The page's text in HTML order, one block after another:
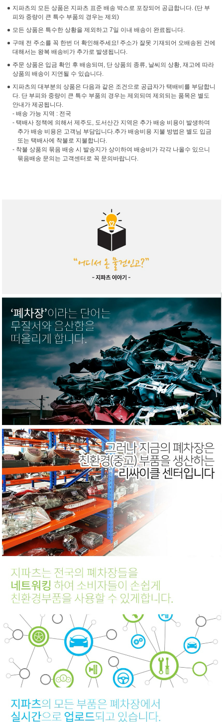
지파츠의 모든 상품은 지파츠 표준 배송 박스로 포장되어 공급합니다. (단 부
피와 중량이 큰 특수 부품의 경우는 제외)
모든 상품은 특수한 상황을 제외하고 7일 이내 배송이 완료됩니다.
구매 전 주소를 꼭 한번 더 확인해주세요! 주소가 잘못 기재되어 오배송된 건에
대해서는 왕복 배송비가 추가로 발생됩니다.
주문 상품은 입금 확인 후 배송되며, 단 상품의 종류, 날씨의 상황, 재고에 따라
상품의 배송이 지연될 수 있습니다.
지파츠의 대부분의 상품은 다음과 같은 조건으로 공급자가 택배비를 부담합니
다. 단 부피와 중량이 큰 특수 부품의 경우는 제외되며 제외되는 품목은 별도
안내가 제공됩니다.
- 배송 가능 지역 : 전국
- 택배사 정책에 의해서 제주도, 도서산간 지역은 추가 배송 비용이 발생하며
추가 배송 비용은 고객님 부담입니다.추가 배송비용 지불 방법은 별도 입금
또는 택배사에 착불로 지불합니다.
- 착불 상품의 묶음 배송 시 발송지가 상이하여 배송비가 각각 나올수 있으니
묶음배송 문의는 고객센터로 꼭 문의바랍니다.